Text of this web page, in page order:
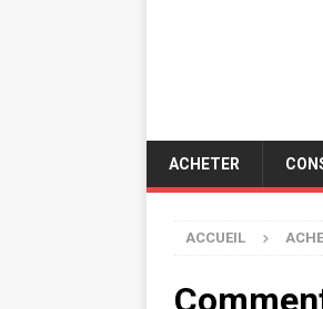
ACHETER
ACCUEIL